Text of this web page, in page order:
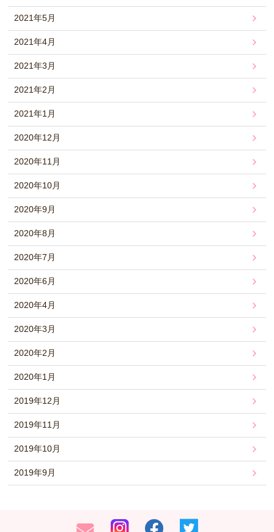
2021年5月
2021年4月
2021年3月
2021年2月
2021年1月
2020年12月
2020年11月
2020年10月
2020年9月
2020年8月
2020年7月
2020年6月
2020年4月
2020年3月
2020年2月
2020年1月
2019年12月
2019年11月
2019年10月
2019年9月